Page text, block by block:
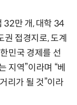
32만 개, 대학 34
접경지로, 도계
민국 경제를 선
지역”이라며 “베
리가 될 것”이라